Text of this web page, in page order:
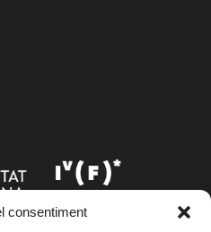
consentiment